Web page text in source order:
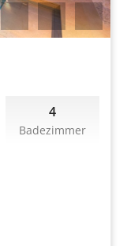
4
Badezimmer